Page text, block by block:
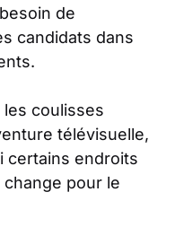
de
candidats dans
coulisses
télévisuelle,
certains endroits
pour le